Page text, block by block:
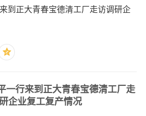
到正大青春宝德清工厂走访调研企
一行来到正大青春宝德清工厂走
企业复工复产情况